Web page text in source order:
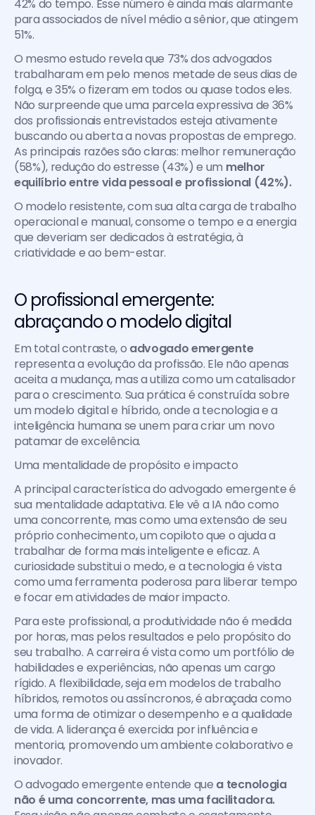
42% do tempo. Esse número é ainda mais alarmante
para associados de nível médio a sênior, que atingem
51%.
O mesmo estudo revela que 73% dos advogados
trabalharam em pelo menos metade de seus dias de
folga, e 35% o fizeram em todos ou quase todos eles.
Não surpreende que uma parcela expressiva de 36%
dos profissionais entrevistados esteja ativamente
buscando ou aberta a novas propostas de emprego.
As principais razões são claras: melhor remuneração
(58%), redução do estresse (43%) e um melhor
equilíbrio entre vida pessoal e profissional (42%).
O modelo resistente, com sua alta carga de trabalho
operacional e manual, consome o tempo e a energia
que deveriam ser dedicados à estratégia, à
criatividade e ao bem-estar.
O profissional emergente:
abraçando o modelo digital
Em total contraste, o advogado emergente
representa a evolução da profissão. Ele não apenas
aceita a mudança, mas a utiliza como um catalisador
para o crescimento. Sua prática é construída sobre
um modelo digital e híbrido, onde a tecnologia e a
inteligência humana se unem para criar um novo
patamar de excelência.
Uma mentalidade de propósito e impacto
A principal característica do advogado emergente é
sua mentalidade adaptativa. Ele vê a IA não como
uma concorrente, mas como uma extensão de seu
próprio conhecimento, um copiloto que o ajuda a
trabalhar de forma mais inteligente e eficaz. A
curiosidade substitui o medo, e a tecnologia é vista
como uma ferramenta poderosa para liberar tempo
e focar em atividades de maior impacto.
Para este profissional, a produtividade não é medida
por horas, mas pelos resultados e pelo propósito do
seu trabalho. A carreira é vista como um portfólio de
habilidades e experiências, não apenas um cargo
rígido. A flexibilidade, seja em modelos de trabalho
híbridos, remotos ou assíncronos, é abraçada como
uma forma de otimizar o desempenho e a qualidade
de vida. A liderança é exercida por influência e
mentoria, promovendo um ambiente colaborativo e
inovador.
O advogado emergente entende que a tecnologia
não é uma concorrente, mas uma facilitadora.